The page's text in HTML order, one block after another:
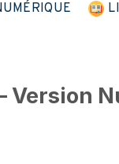
– Version